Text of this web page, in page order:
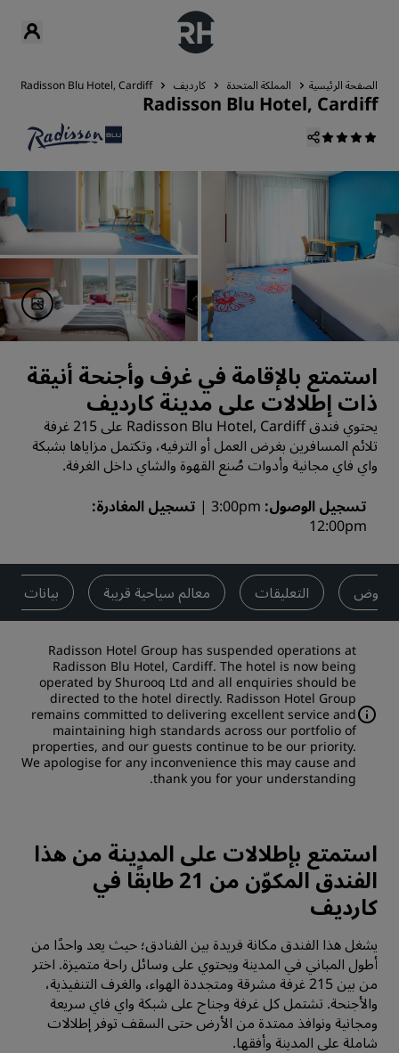
الصفحة الرئيسية المملكة المتحدة كارديف Radisson Blu Hotel, Cardiff
Radisson Blu Hotel, Cardiff
استمتع بالإقامة في غرف وأجنحة أنيقة
ذات إطلالات على مدينة كارديف
يحتوي فندق Radisson Blu Hotel, Cardiff على 215 غرفة
تلائم المسافرين بغرض العمل أو الترفيه، وتكتمل مزاياها بشبكة
واي فاي مجانية وأدوات صُنع القهوة والشاي داخل الغرفة.
تسجيل الوصول 3:00pm
تسجيل المغادرة
12:00pm
العروض التعليقات معالم سياحية قريبة بيانات
Radisson Hotel Group has suspended operations at
Radisson Blu Hotel, Cardiff. The hotel is now being
operated by Shurooq Ltd and all enquiries should be
directed to the hotel directly. Radisson Hotel Group
remains committed to delivering excellent service and
maintaining high standards across our portfolio of
properties, and our guests continue to be our priority.
We apologise for any inconvenience this may cause and
thank you for your understanding.
استمتع بإطلالات على المدينة من هذا
الفندق المكوّن من 21 طابقًا في
كارديف
يشغل هذا الفندق مكانة فريدة بين الفنادق؛ حيث يعد واحدًا من
أطول المباني في المدينة ويحتوي على وسائل راحة متميزة. اختر
من بين 215 غرفة مشرقة ومتجددة الهواء، والغرف التنفيذية،
والأجنحة. تشتمل كل غرفة وجناح على شبكة واي فاي سريعة
ومجانية ونوافذ ممتدة من الأرض حتى السقف توفر إطلالات
شاملة على المدينة وأفقها.